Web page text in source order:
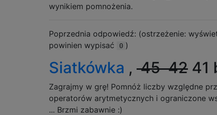
wynikiem pomnożenia.
Poprzednia odpowiedź: (ostrzeżenie:
powinien wypisać
0 )
Siatkówka , 4542 41
Zagrajmy w grę! Pomnóż liczby względne
operatorów arytmetycznych i ograniczone
... Brzmi zabawnie :)